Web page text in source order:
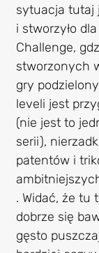
sytuacja tutaj
i stworzyło
Challenge,
stworzonych
gry
leveli jest
(nie jest to
serii),
patentów i
. Widać, że tu
dobrze się
gęsto